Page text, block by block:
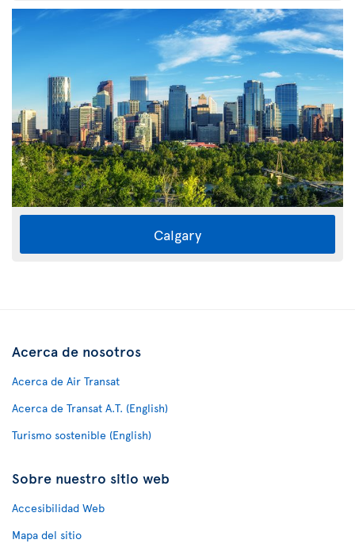
Calgary
Acerca de nosotros
Acerca de Air Transat
Acerca de Transat A.T. (English)
Turismo sostenible (English)
Sobre nuestro sitio web
Accesibilidad Web
Mapa del sitio